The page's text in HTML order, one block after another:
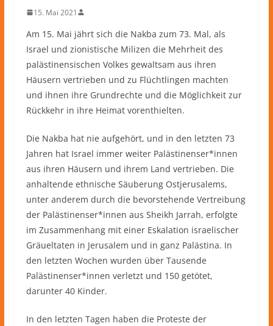
15. Mai 2021
Am 15. Mai jährt sich die Nakba zum 73. Mal, als
Israel und zionistische Milizen die Mehrheit des
palästinensischen Volkes gewaltsam aus ihren
Häusern vertrieben und zu Flüchtlingen machten
und ihnen ihre Grundrechte und die Möglichkeit zur
Rückkehr in ihre Heimat vorenthielten.
Die Nakba hat nie aufgehört, und in den letzten 73
Jahren hat Israel immer weiter Palästinenser*innen
aus ihren Häusern und ihrem Land vertrieben. Die
anhaltende ethnische Säuberung Ostjerusalems,
unter anderem durch die bevorstehende Vertreibung
der Palästinenser*innen aus Sheikh Jarrah, erfolgte
im Zusammenhang mit einer Eskalation israelischer
Gräueltaten in Jerusalem und in ganz Palästina. In
den letzten Wochen wurden über Tausende
Palästinenser*innen verletzt und 150 getötet,
darunter 40 Kinder.
In den letzten Tagen haben die Proteste der